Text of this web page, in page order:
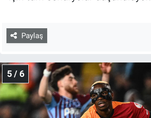
Paylaş
5 / 6